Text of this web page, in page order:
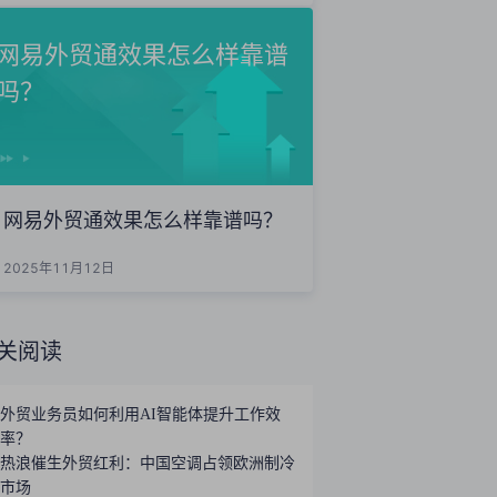
易外贸通效果怎么样靠谱
？
网易外贸通效果怎么样靠谱吗？
2025年11月12日
阅读
外贸业务员如何利用AI智能体提升工作效
率？
热浪催生外贸红利：中国空调占领欧洲制冷
市场